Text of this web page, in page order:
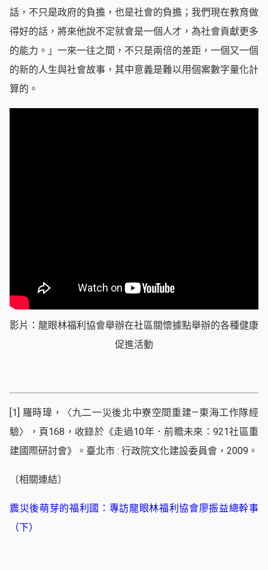
話，不只是政府的負擔，也是社會的負擔；我們現在教育做
得好的話，將來他說不定就會是一個人才，為社會貢獻更多
的能力。」一來一往之間，不只是兩倍的差距，一個又一個
的新的人生與社會故事，其中意義是難以用個案數字量化計
算的。
影片：龍眼林福利協會舉辦在社區關懷據點舉辦的各種健康
促進活動
[1] 羅時瑋，〈九二一災後北中寮空間重建—東海工作隊經
驗〉，頁168，收錄於《走過10年．前瞻未來：921社區重
建國際研討會》。臺北市 : 行政院文化建設委員會，2009。
〔相關連結〕
震災後萌芽的福利國：專訪龍眼林福利協會廖振益總幹事
（下）